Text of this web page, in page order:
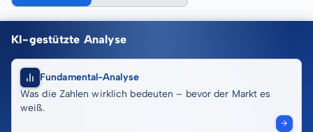
KI-gestützte Analyse
Fundamental-Analyse
Was die Zahlen wirklich bedeuten – bevor der Markt es
weiß.